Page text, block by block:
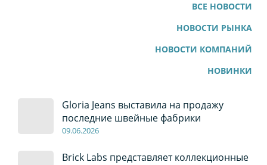
ВСЕ НОВОСТИ
НОВОСТИ РЫНКА
НОВОСТИ КОМПАНИЙ
НОВИНКИ
Gloria Jeans выставила на продажу
последние швейные фабрики
09.06.2026
Brick Labs представляет коллекционные